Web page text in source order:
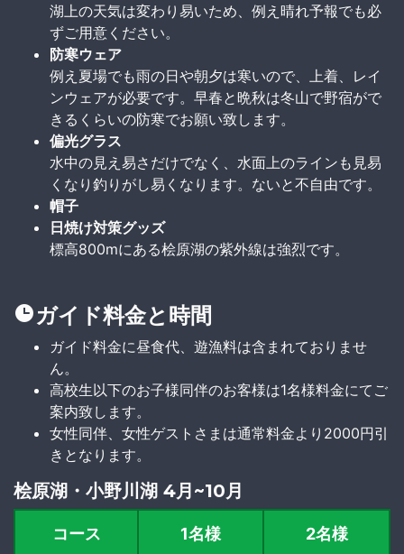
湖上の天気は変わり易いため、例え晴れ予報でも必
ずご用意ください。
防寒ウェア
例え夏場でも雨の日や朝夕は寒いので、上着、レイ
ンウェアが必要です。早春と晩秋は冬山で野宿がで
きるくらいの防寒でお願い致します。
偏光グラス
水中の見え易さだけでなく、水面上のラインも見易
くなり釣りがし易くなります。ないと不自由です。
帽子
日焼け対策グッズ
標高800mにある桧原湖の紫外線は強烈です。
ガイド料金と時間
ガイド料金に昼食代、遊漁料は含まれておりませ
ん。
高校生以下のお子様同伴のお客様は1名様料金にてご
案内致します。
女性同伴、女性ゲストさまは通常料金より2000円引
きとなります。
桧原湖・小野川湖 4月~10月
コース 1名様 2名様